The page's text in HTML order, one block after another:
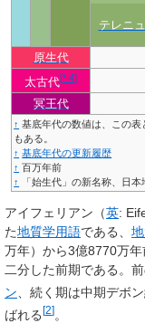
テレニ
原生代
太古代[* 4]
冥王代
↑ 基底年代の数値は、この
もある。
↑ 基底年代の更新履歴
↑ 百万年前
↑
「始生代」の新名称、日
アイフェリアン （英:
た地質学用語である、
万年）から3億8770万
二分した前期である。
ン 、続く期は中期デボ
ばれる[2]。